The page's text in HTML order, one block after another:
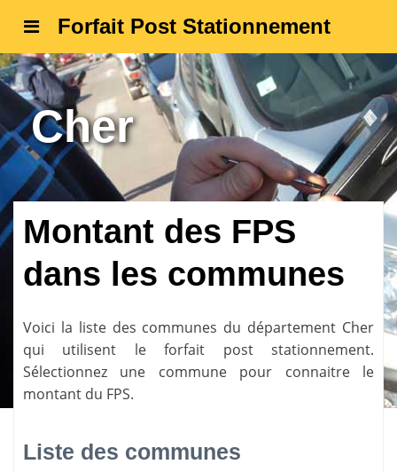
Forfait Post Stationnement
Cher
Montant des FPS
dans les communes
Voici la liste des communes du département Cher
qui utilisent le forfait post stationnement.
Sélectionnez une commune pour connaitre le
montant du FPS.
Liste des communes